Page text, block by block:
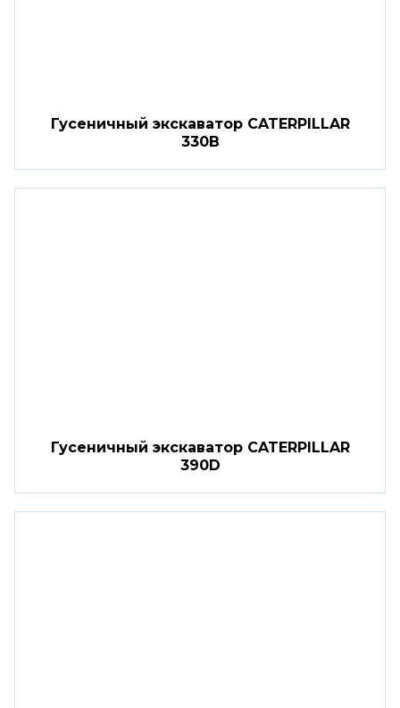
Гусеничный экскаватор CATERPILLAR
330B
Гусеничный экскаватор CATERPILLAR
390D